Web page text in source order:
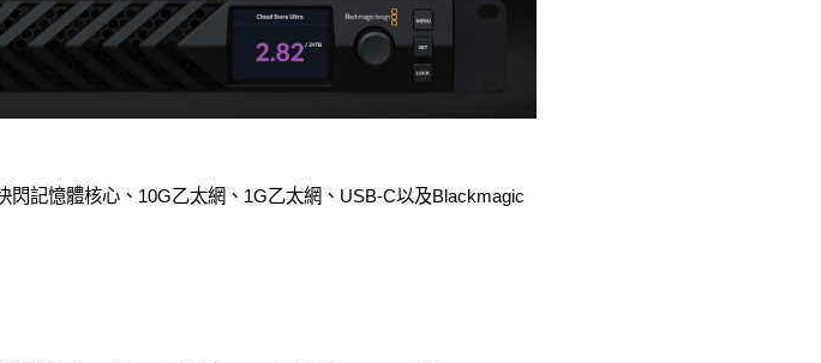
記憶體核心、10G乙太網、1G乙太網、USB-C以及Blackmagic